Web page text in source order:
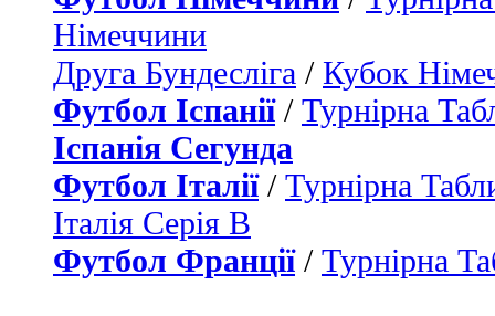
Німеччини
Друга Бундесліга / Кубок
Футбол Іспанії/ Турнірна
Іспанія Сегунда
Футбол Італії/ Турнірна
Італія Серія B
Футбол Франції/ Турнірна